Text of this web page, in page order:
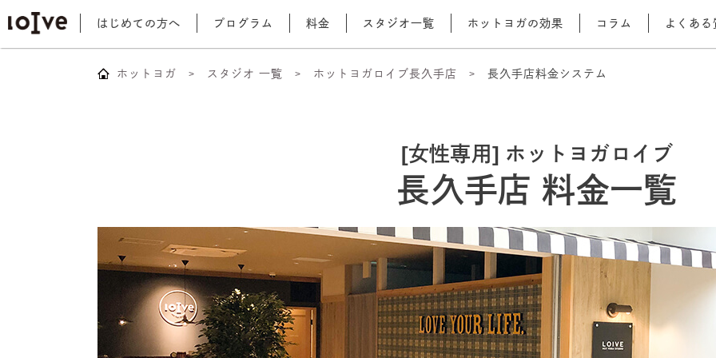
はじめての方へ プログラム 料金 スタジオ一覧 ホットヨガの効果 コラム よくある
ホットヨガ スタジオ 一覧 ホットヨガロイブ長久手店 長久手店料金システム
[女性専用] ホットヨガロイブ
長久手店 料金一覧